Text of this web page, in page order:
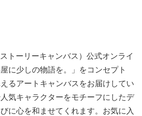
トーリーキャンバス）公式オンライ
に少しの物語を。」をコンセプト
るアートキャンバスをお届けしてい
気キャラクターをモチーフにしたデ
に心を和ませてくれます。お気に入